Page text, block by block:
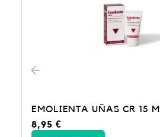
EMOLIENTA UÑAS CR 15
8,95 €